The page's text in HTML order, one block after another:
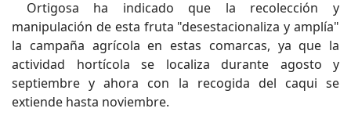
Ortigosa ha indicado que la recolección y
manipulación de esta fruta "desestacionaliza y amplía"
la campaña agrícola en estas comarcas, ya que la
actividad hortícola se localiza durante agosto y
septiembre y ahora con la recogida del caqui se
extiende hasta noviembre.